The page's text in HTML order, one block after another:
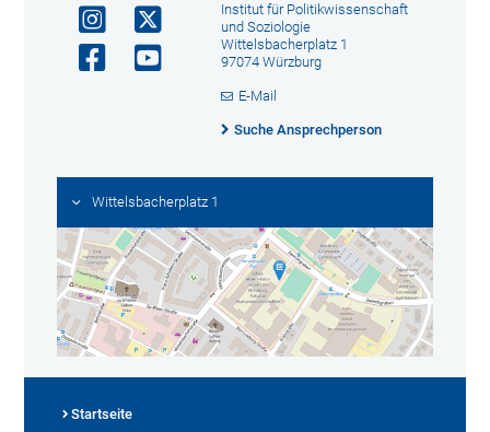
Institut für Politikwissenschaft
und Soziologie
Wittelsbacherplatz 1
97074 Würzburg
E-Mail
Suche Ansprechperson
Wittelsbacherplatz 1
Startseite